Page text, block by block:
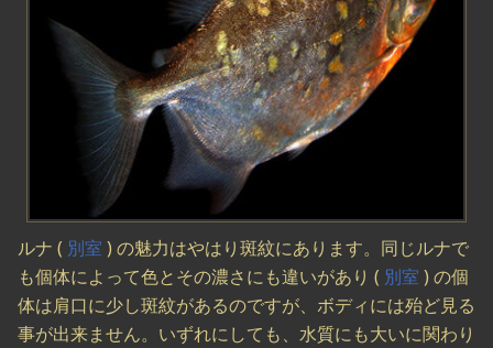
ルナ ( 別室 ) の魅力はやはり斑紋にあります。同じルナで
も個体によって色とその濃さにも違いがあり ( 別室 ) の個
体は肩口に少し斑紋があるのですが、ボディには殆ど見る
事が出来ません。いずれにしても、水質にも大いに関わり